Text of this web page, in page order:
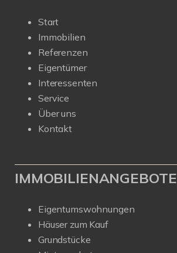
Start
Immobilien
Referenzen
Eigentümer
Interessenten
Service
Über uns
Kontakt
IMMOBILIENANGEBOTE
Eigentumswohnungen
Häuser zum Kauf
Grundstücke